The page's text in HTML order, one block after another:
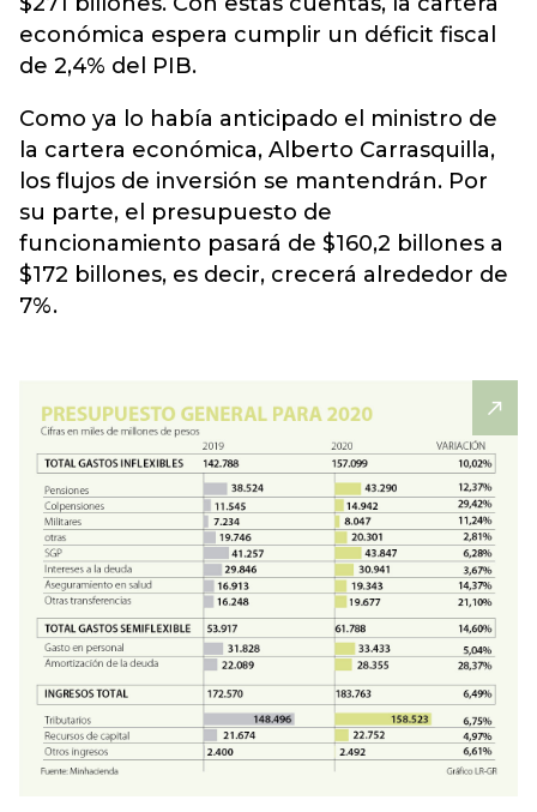
económica espera cumplir un déficit fiscal
de 2,4% del PIB.
Como ya lo había anticipado el ministro de
la cartera económica, Alberto Carrasquilla,
los flujos de inversión se mantendrán. Por
su parte, el presupuesto de
funcionamiento pasará de $160,2 billones a
$172 billones, es decir, crecerá alrededor de
7%.